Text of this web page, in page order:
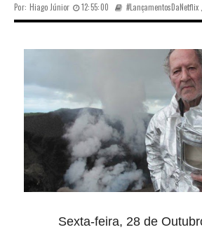
Por: Hiago Júnior 12:55:00 #LançamentosDaNetflix
Sexta-feira, 28 de